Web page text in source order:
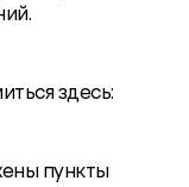
здесь:
пункты